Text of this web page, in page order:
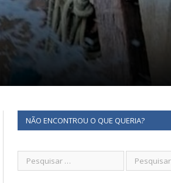
NÃO ENCONTROU O QUE QUERIA?